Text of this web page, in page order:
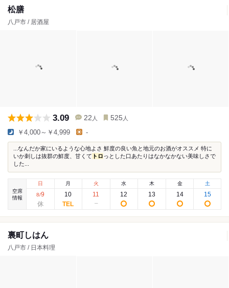
松膳
八戸市 / 居酒屋
3.09 22 人 525 人
￥4,000～￥4,999 -
...なんだか家にいるような心地よさ 鮮度の良い魚と地元のお酒がオススメ 特に
いか刺しは抜群の鮮度、甘くて トロっとした口あたりはなかなかない美味しさで
した...
空席
情報
日
8/9
月
10
火
11
水
12
木
13
金
14
土
15
裏町しはん
八戸市 / 日本料理